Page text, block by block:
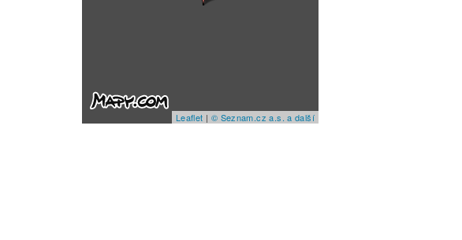
Leaflet | © Seznam.cz a.s. a další